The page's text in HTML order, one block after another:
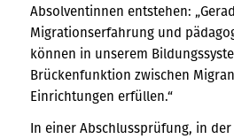
Absolventinnen entstehen:
Migrationserfahrung und
können in unserem
Brückenfunktion zwischen
Einrichtungen erfüllen.“
In einer Abschlussprüfung, in